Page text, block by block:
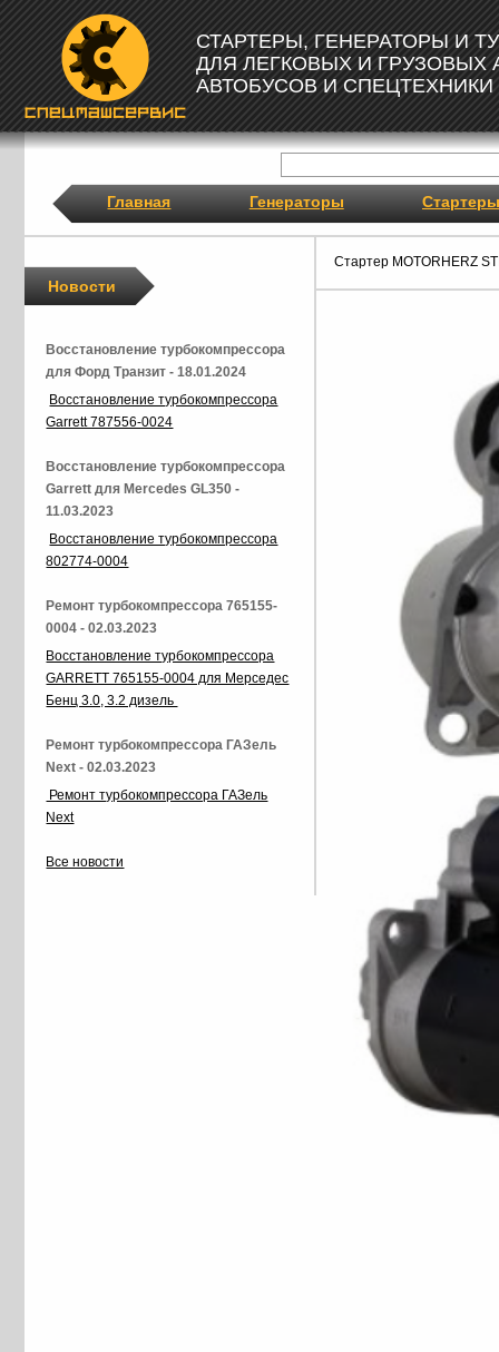
СТАРТЕРЫ, ГЕНЕРАТОРЫ И
ДЛЯ ЛЕГКОВЫХ И ГРУЗОВЫХ
АВТОБУСОВ И СПЕЦТЕХНИКИ
Главная Генераторы Стартеры
Стартер MOTORHERZ
Новости
Восстановление турбокомпрессора
для Форд Транзит - 18.01.2024
Восстановление турбокомпрессора
Garrett 787556-0024
Восстановление турбокомпрессора
Garrett для Mercedes GL350 -
11.03.2023
Восстановление турбокомпрессора
802774-0004
Ремонт турбокомпрессора 765155-
0004 - 02.03.2023
Восстановление турбокомпрессора
GARRETT 765155-0004 для Мерседес
Бенц 3.0, 3.2 дизель
Ремонт турбокомпрессора ГАЗель
Next - 02.03.2023
Ремонт турбокомпрессора ГАЗель
Next
Все новости